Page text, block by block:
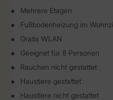
Mehrere Etagen
Fußbodenheizung im
Gratis WLAN
Geeignet für 8 Personen
Rauchen nicht gestattet
Haustiere gestattet
Haustiere nicht gestattet